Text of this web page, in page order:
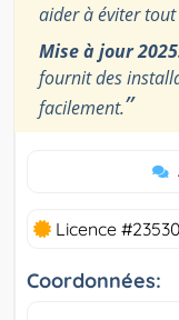
aider à éviter
Mise à jour
fournit des
facilement.”
Licence
Coordonnées: